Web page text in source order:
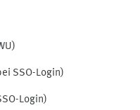
SSO-Login)
Login)